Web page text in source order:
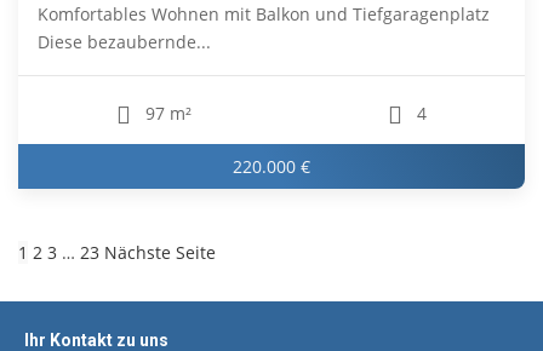
Komfortables Wohnen mit Balkon und Tiefgaragenplatz
Diese bezaubernde...
97 m² 4
220.000 €
1 2 3 … 23 Nächste Seite
Ihr Kontakt zu uns